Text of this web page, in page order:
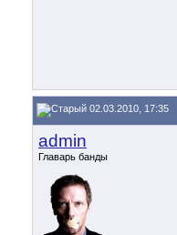
02.03.2010, 17:35
admin
Главарь банды